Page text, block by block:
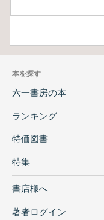
本を探す
六一書房の本
ランキング
特価図書
特集
書店様へ
著者ログイン